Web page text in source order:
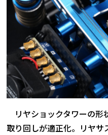
リヤショックタワーの形
取り回しが適正化。リヤサ